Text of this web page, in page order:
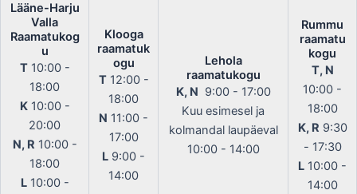
Lääne-Harju
Valla
Raamatukog
u
T10:00 -
18:00
K10:00 -
20:00
N, R 10:00 -
18:00
L10:00 -
Klooga
raamatuk
ogu
T12:00 -
18:00
N 11:00 -
17:00
L 9:00 -
14:00
Lehola
raamatukogu
K, N 9:00 - 17:00
Kuu esimesel ja
kolmandal laupäeval
10:00 - 14:00
Rummu
raamatu
kogu
T, N
10:00 -
18:00
K, R 9:30
- 17:30
L 10:00 -
14:00